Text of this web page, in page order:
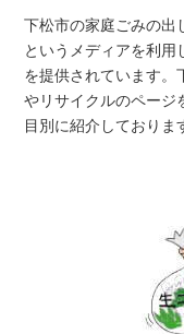
下松市の家庭ごみの出
というメディアを利用
を提供されています。
やリサイクルのページ
目別に紹介しておりま